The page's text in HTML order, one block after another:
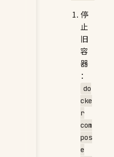
停
止
旧
容
器
：
do
cke
r
com
pos
e